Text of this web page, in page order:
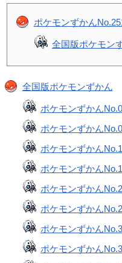
ポケモンずかん
全国版ポケモン
全国版ポケモンずかん
ポケモンずかん
ポケモンずかん
ポケモンずかん
ポケモンずかん
ポケモンずかん
ポケモンずかん
ポケモンずかん
ポケモンずかん